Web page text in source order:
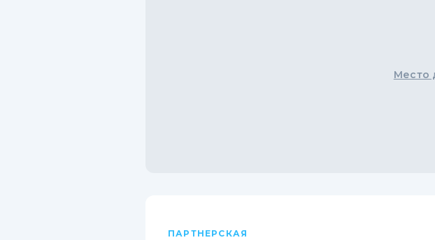
Место
ПАРТНЕРСКАЯ